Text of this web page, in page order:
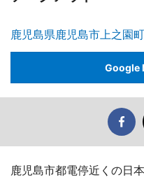
鹿児島県鹿児島市上之園
Google
鹿児島市都電停近くの日